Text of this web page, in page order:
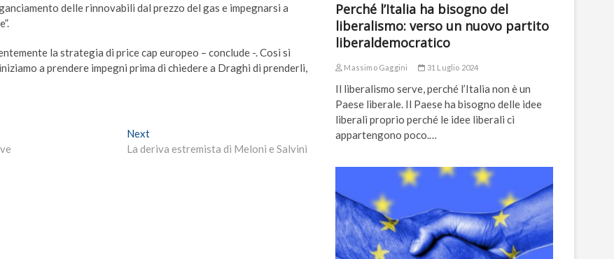
delle rinnovabili dal prezzo del gas e impegnarsi a
la strategia di price cap europeo – conclude -. Così si
a prendere impegni prima di chiedere a Draghi di prenderli,
NextNext
post:
La deriva estremista di Meloni e Salvini
Perché l’Italia ha bisogno del
liberalismo: verso un nuovo partito
liberaldemocratico
Massimo Gaggini 31 Luglio 2024
Il liberalismo serve, perché l’Italia non è un
Paese liberale. Il Paese ha bisogno delle idee
liberali proprio perché le idee liberali ci
appartengono poco.…